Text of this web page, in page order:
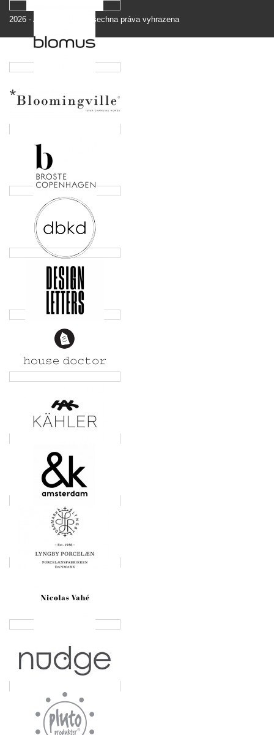
2026 - Andromedo.cz Všechna práva vyhrazena